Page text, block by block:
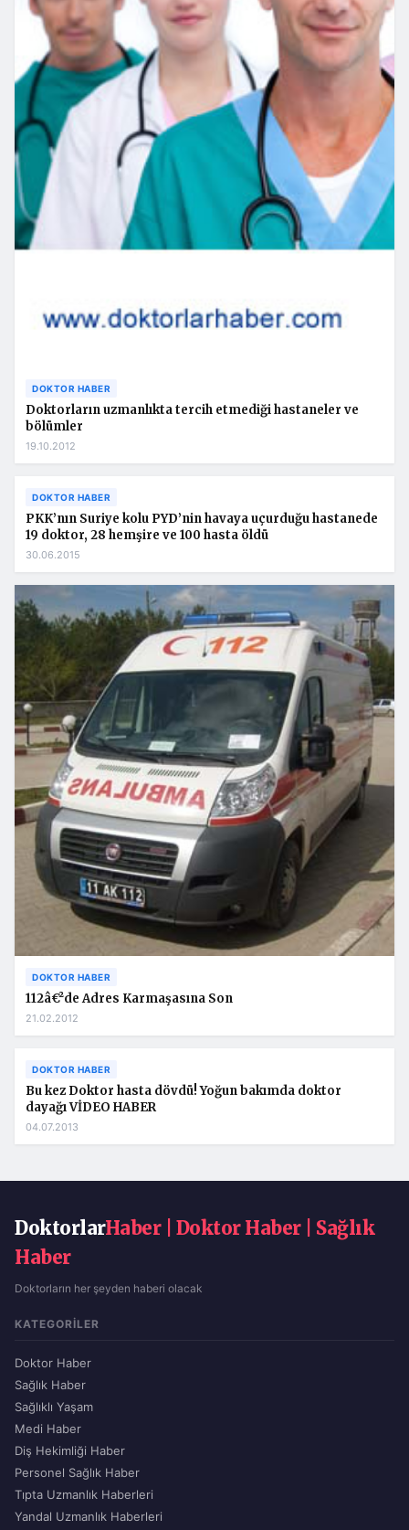
DOKTOR HABER
Doktorların uzmanlıkta tercih etmediği hastaneler ve
bölümler
19.10.2012
DOKTOR HABER
PKK’nın Suriye kolu PYD’nin havaya uçurduğu hastanede
19 doktor, 28 hemşire ve 100 hasta öldü
30.06.2015
DOKTOR HABER
112â€²de Adres Karmaşasına Son
21.02.2012
DOKTOR HABER
Bu kez Doktor hasta dövdü! Yoğun bakımda doktor
dayağı VİDEO HABER
04.07.2013
DoktorlarHaber | Doktor Haber | Sağlık
Haber
Doktorların her şeyden haberi olacak
KATEGORILER
Doktor Haber
Sağlık Haber
Sağlıklı Yaşam
Medi Haber
Diş Hekimliği Haber
Personel Sağlık Haber
Tıpta Uzmanlık Haberleri
Yandal Uzmanlık Haberleri